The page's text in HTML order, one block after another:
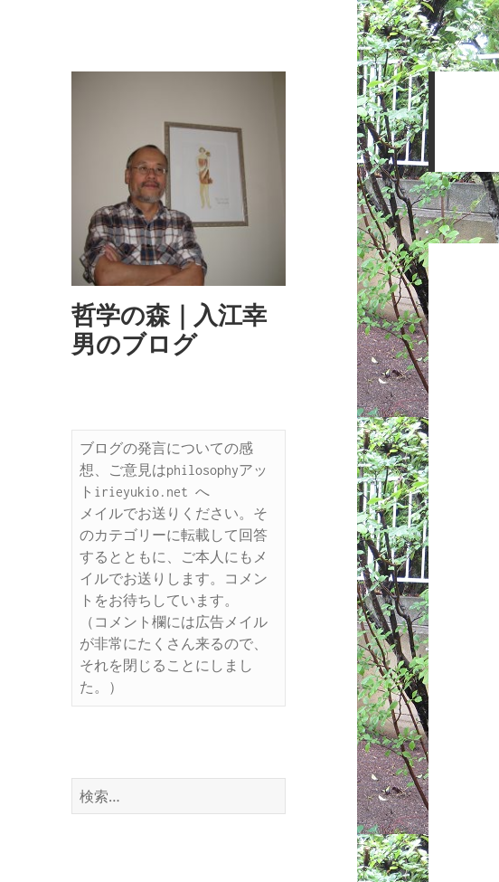
哲学の森｜入江幸
男のブログ
ブログの発言についての感
想、ご意見はphilosophyアッ
トirieyukio.net へ
メイルでお送りください。そ
のカテゴリーに転載して回答
するとともに、ご本人にもメ
イルでお送りします。コメン
トをお待ちしています。
（コメント欄には広告メイル
が非常にたくさん来るので、
それを閉じることにしまし
た。）
検
索: